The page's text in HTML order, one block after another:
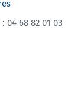
04 68 82 01 03